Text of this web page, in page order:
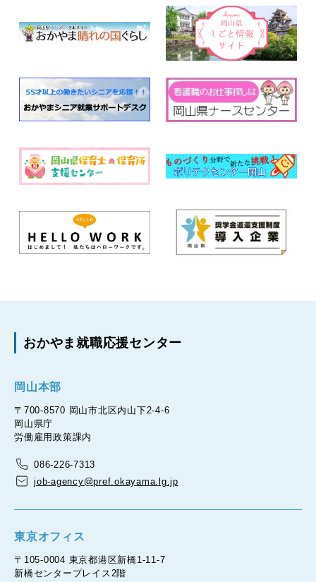
おかやま就職応援センター
岡山本部
〒700-8570 岡山市北区内山下2-4-6
岡山県庁
労働雇用政策課内
086-226-7313
job-agency@pref.okayama.lg.jp
東京オフィス
〒105-0004 東京都港区新橋1-11-7
新橋センタープレイス2階